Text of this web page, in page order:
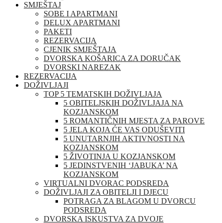
SMJEŠTAJ
SOBE I APARTMANI
DELUX APARTMANI
PAKETI
REZERVACIJA
CJENIK SMJEŠTAJA
DVORSKA KOŠARICA ZA DORUČAK
DVORSKI NAREZAK
REZERVACIJA
DOŽIVLJAJI
TOP 5 TEMATSKIH DOŽIVLJAJA
5 OBITELJSKIH DOŽIVLJAJA NA
KOZJANSKOM
5 ROMANTIČNIH MJESTA ZA PAROVE
5 JELA KOJA ĆE VAS ODUŠEVITI
5 UNUTARNJIH AKTIVNOSTI NA
KOZJANSKOM
5 ŽIVOTINJA U KOZJANSKOM
5 JEDINSTVENIH ‘JABUKA’ NA
KOZJANSKOM
VIRTUALNI DVORAC PODSREDA
DOŽIVLJAJI ZA OBITELJI I DJECU
POTRAGA ZA BLAGOM U DVORCU
PODSREDA
DVORSKA ISKUSTVA ZA DVOJE